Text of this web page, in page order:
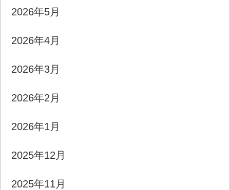
2026年5月
2026年4月
2026年3月
2026年2月
2026年1月
2025年12月
2025年11月